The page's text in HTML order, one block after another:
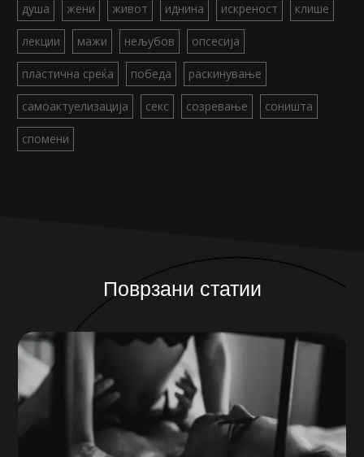
душа жени живот иднина искреност клише
лекции мажи нељубов опсесија
пластична среќа победа раскинување
самоактуелизација секс созревање соништа
спомени
Поврзани статии